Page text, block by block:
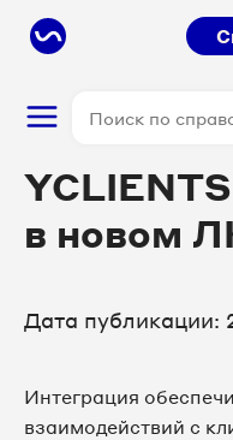
в новом
Дата публикации:
Интеграция
взаимодействий с